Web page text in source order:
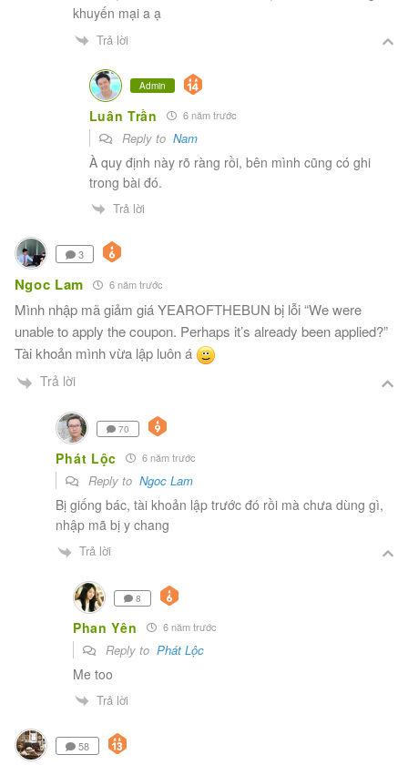
khuyến mại a ạ
Trả lời
Admin
Luân Trần 6 năm trước
Reply to Nam
À quy định này rõ ràng rồi, bên mình cũng có ghi
trong bài đó.
Trả lời
3
Ngoc Lam 6 năm trước
Mình nhập mã giảm giá YEAROFTHEBUN bị lỗi “We were
unable to apply the coupon. Perhaps it’s already been applied?”
Tài khoản mình vừa lập luôn á
Trả lời
70
Phát Lộc 6 năm trước
Reply toNgoc Lam
Bị giống bác, tài khoản lập trước đó rồi mà chưa dùng gì,
nhập mã bị y chang
Trả lời
8
Phan Yên 6 năm trước
Reply to Phát Lộc
Me too
Trả lời
58